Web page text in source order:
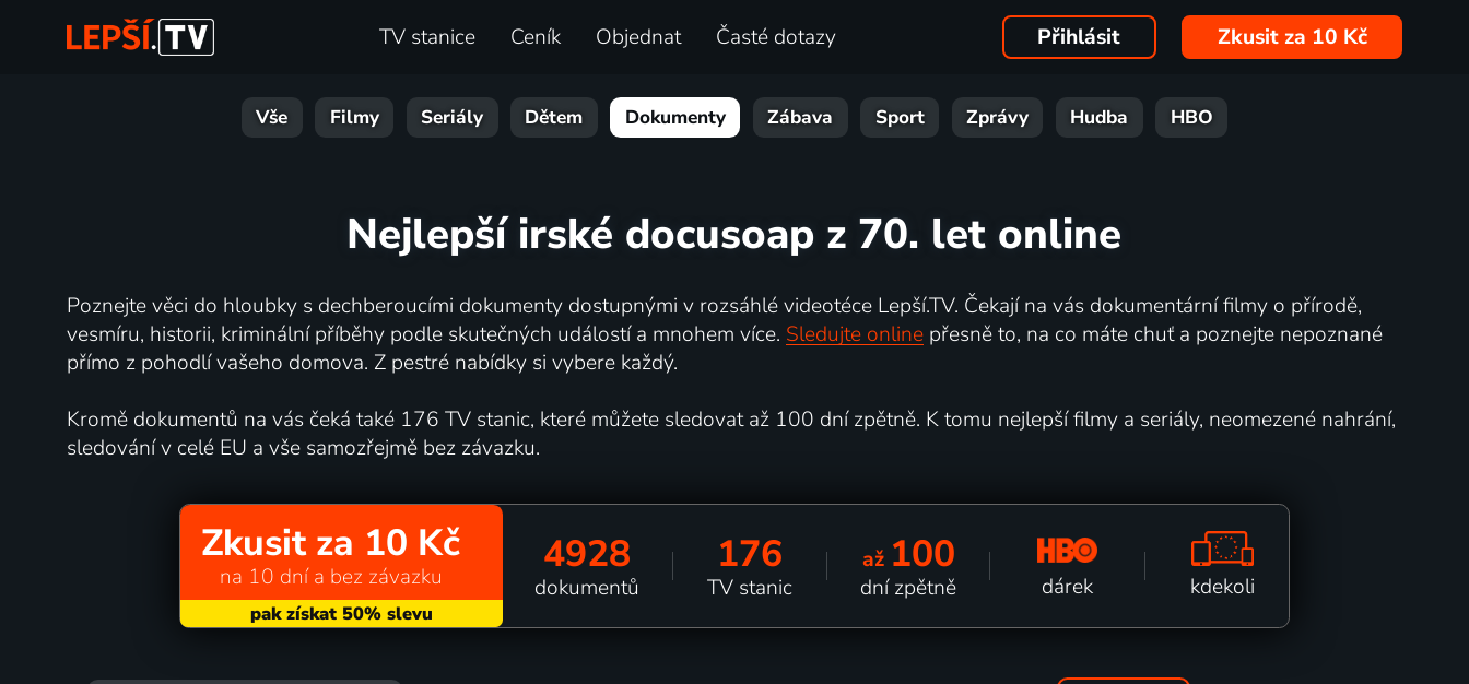
TV stanice Ceník Objednat Časté dotazy Přihlásit Zkusit za 10 Kč
Vše Filmy Seriály Dětem Dokumenty Zábava Sport Zprávy Hudba HBO
Nejlepší irské docusoap z 70. let online
Poznejte věci do hloubky s dechberoucími dokumenty dostupnými v rozsáhlé videotéce Lepší.TV. Čekají na vás dokumentární filmy o přírodě,
vesmíru, historii, kriminální příběhy podle skutečných událostí a mnohem více. Sledujte onlinepřesně to, na co máte chuť a poznejte nepoznané
přímo z pohodlí vašeho domova. Z pestré nabídky si vybere každý.
Kromě dokumentů na vás čeká také 176 TV stanic, které můžete sledovat až 100 dní zpětně. K tomu nejlepší filmy a seriály, neomezené nahrání,
sledování v celé EU a vše samozřejmě bez závazku.
Zkusit za 10 Kč
na 10 dní a bez závazku 4928
dokumentů
176
TV stanic
až 100
dní zpětně dárek kdekoli